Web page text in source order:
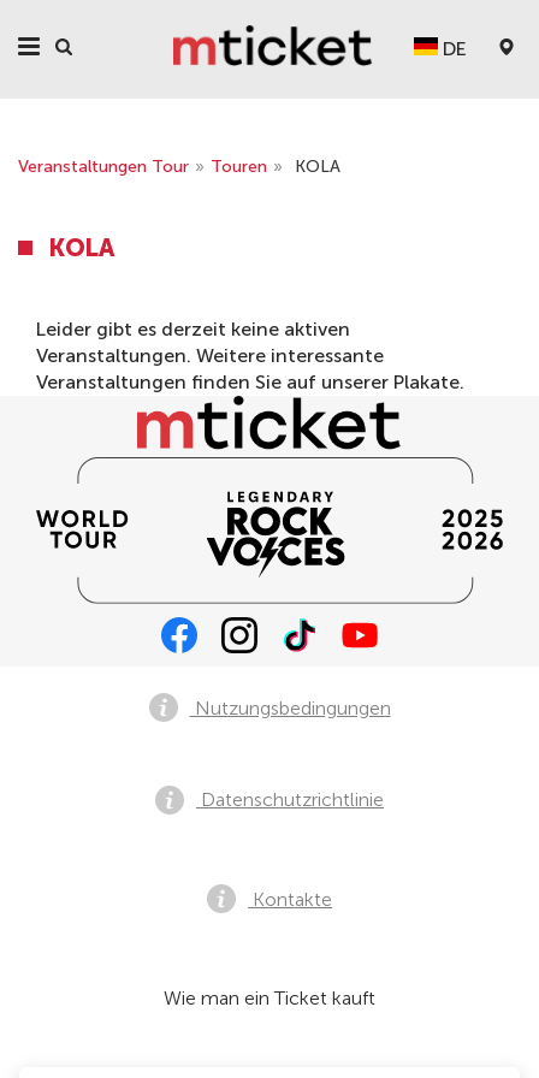
DE
Veranstaltungen Tour » Touren » KOLA
KOLA
Leider gibt es derzeit keine aktiven
Veranstaltungen. Weitere interessante
Veranstaltungen finden Sie auf unserer Plakate.
Nutzungsbedingungen
Datenschutzrichtlinie
Kontakte
Wie man ein Ticket kauft